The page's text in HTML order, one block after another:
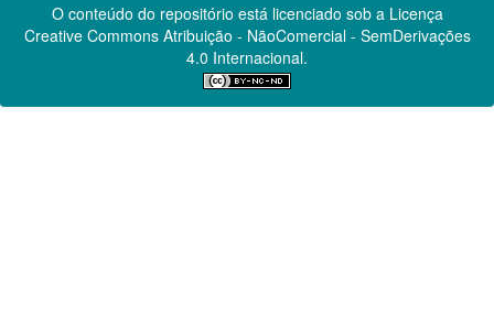
O conteúdo do repositório está licenciado sob a Licença
Creative CommonsAtribuição - NãoComercial - SemDerivações
4.0 Internacional.